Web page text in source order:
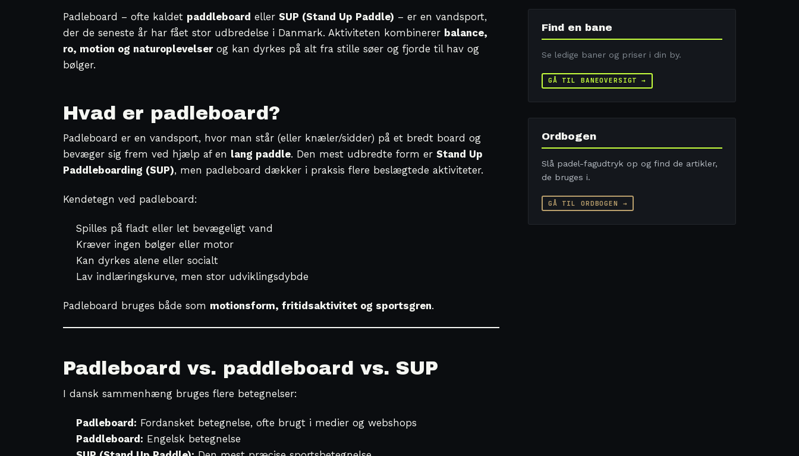
Padleboard – ofte kaldet paddleboard eller SUP (Stand Up Paddle) – er en vandsport,
der de seneste år har fået stor udbredelse i Danmark. Aktiviteten kombinerer balance,
ro, motion og naturoplevelser og kan dyrkes på alt fra stille søer og fjorde til hav og
bølger.
Hvad er padleboard?
Padleboard er en vandsport, hvor man står (eller knæler/sidder) på et bredt board og
bevæger sig frem ved hjælp af en lang paddle. Den mest udbredte form er Stand Up
Paddleboarding (SUP), men padleboard dækker i praksis flere beslægtede aktiviteter.
Kendetegn ved padleboard:
Spilles på fladt eller let bevægeligt vand
Kræver ingen bølger eller motor
Kan dyrkes alene eller socialt
Lav indlæringskurve, men stor udviklingsdybde
Padleboard bruges både som motionsform, fritidsaktivitet og sportsgren.
Padleboard vs. paddleboard vs. SUP
I dansk sammenhæng bruges flere betegnelser:
Padleboard: Fordansket betegnelse, ofte brugt i medier og webshops
Paddleboard: Engelsk betegnelse
Find en bane
Se ledige baner og priser i din by.
GÅ TIL BANEOVERSIGT →
Ordbogen
Slå padel-fagudtryk op og find de artikler,
de bruges i.
GÅ TIL ORDBOGEN →